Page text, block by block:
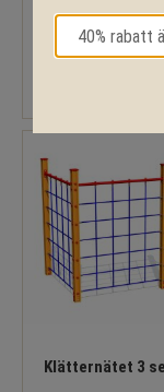
Klätternätet 1
18 393
Klätternätet 3